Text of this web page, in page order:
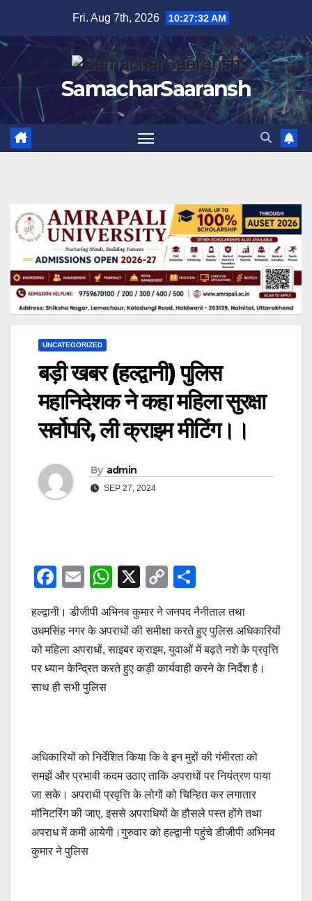
content
Fri. Aug 7th, 2026 10:27:33 AM
SamacharSaaransh
UNCATEGORIZED
बड़ी खबर (हल्द्वानी) पुलिस
महानिदेशक ने कहा महिला सुरक्षा
सर्वोपरि, ली क्राइम मीटिंग।।
By admin
SEP 27, 2024
F
c
e
b
o
E
ail
W
at
s
A
X
C
p
y
Li
h
ar
e
हल्द्वानी। डीजीपी अभिनव कुमार ने जनपद नैनीताल तथा
उधमसिंह नगर के अपराधों की समीक्षा करते हुए पुलिस अधिकारियों
को महिला अपराधों, साइबर क्राइम, युवाओं में बढ़ते नशे के प्रवृत्ति
पर ध्यान केन्द्रित करते हुए कड़ी कार्यवाही करने के निर्देश है।
साथ ही सभी पुलिस
अधिकारियों को निर्देशित किया कि वे इन मुद्दों की गंभीरता को
समझें और प्रभावी कदम उठाए ताकि अपराधों पर नियंत्रण पाया
जा सके। अपराधी प्रवृत्ति के लोगों को चिन्हित कर लगातार
मॉनिटरिंग की जाए, इससे अपराधियों के हौसले पस्त होंगे तथा
अपराध में कमी आयेगी।गुरुवार को हल्द्वानी पहुंचे डीजीपी अभिनव
कुमार ने पुलिस